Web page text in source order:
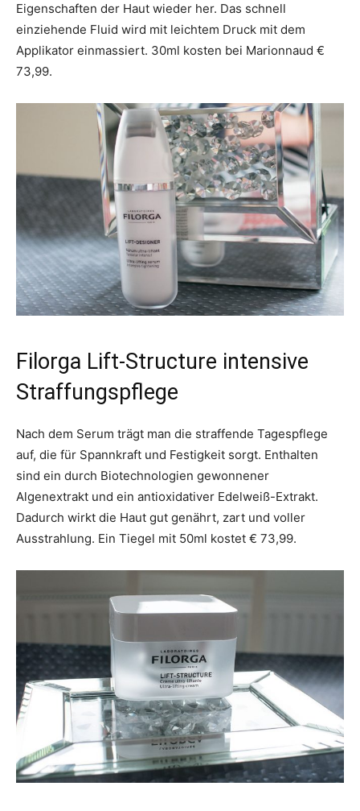
Eigenschaften der Haut wieder her. Das schnell
einziehende Fluid wird mit leichtem Druck mit dem
Applikator einmassiert. 30ml kosten bei Marionnaud €
73,99.
Filorga Lift-Structure intensive
Straffungspflege
Nach dem Serum trägt man die straffende Tagespflege
auf, die für Spannkraft und Festigkeit sorgt. Enthalten
sind ein durch Biotechnologien gewonnener
Algenextrakt und ein antioxidativer Edelweiß-Extrakt.
Dadurch wirkt die Haut gut genährt, zart und voller
Ausstrahlung. Ein Tiegel mit 50ml kostet € 73,99.